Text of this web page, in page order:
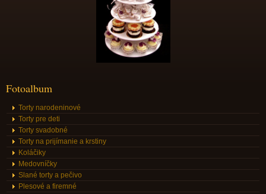
Fotoalbum
Torty narodeninové
Torty pre deti
Torty svadobné
Torty na prijímanie a krstiny
Koláčiky
Medovníčky
Slané torty a pečivo
Plesové a firemné